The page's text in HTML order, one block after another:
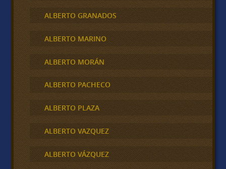
ALBERTO GRANADOS
ALBERTO MARINO
ALBERTO MORÁN
ALBERTO PACHECO
ALBERTO PLAZA
ALBERTO VAZQUEZ
ALBERTO VÁZQUEZ